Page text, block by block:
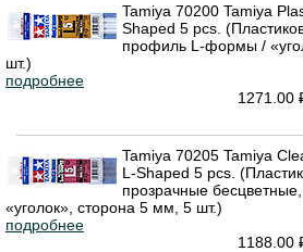
Tamiya 70200 Tamiya
Shaped 5 pcs.
профиль L-формы /
шт.)
подробнее
1271.00
Tamiya 70205 Tamiya
L-Shaped 5 pcs.
прозрачные
«уголок», сторона 5 мм, 5 шт.)
подробнее
1188.00